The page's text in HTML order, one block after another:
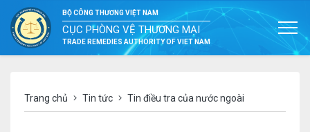
BỘ CÔNG THƯƠNG VIỆT NAM
CỤC PHÒNG VỆ THƯƠNG MẠI
TRADE REMEDIES AUTHORITY OF VIET NAM
Trang chủ Tin tức Tin điều tra của nước ngoài